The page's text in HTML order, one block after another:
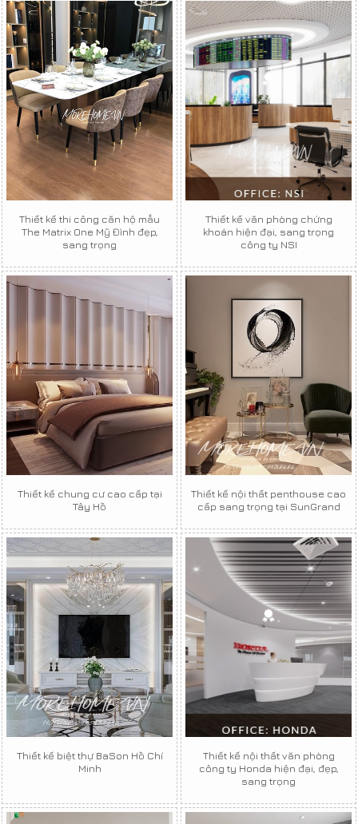
Thiết kế thi công căn hộ mẫu
The Matrix One Mỹ Đình đẹp,
sang trọng
Thiết kế văn phòng chứng
khoán hiện đại, sang trọng
công ty NSI
Thiết kế chung cư cao cấp tại
Tây Hồ
Thiết kế nội thất penthouse cao
cấp sang trọng tại SunGrand
Thiết kế biệt thự BaSon Hồ Chí
Minh
Thiết kế nội thất văn phòng
công ty Honda hiện đại, đẹp,
sang trọng